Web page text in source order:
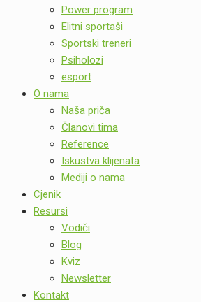
Power program
Elitni sportaši
Sportski treneri
Psiholozi
esport
O nama
Naša priča
Članovi tima
Reference
Iskustva klijenata
Mediji o nama
Cjenik
Resursi
Vodiči
Blog
Kviz
Newsletter
Kontakt